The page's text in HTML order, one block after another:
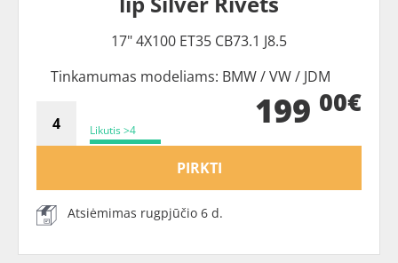
17" 4X100 ET35 CB73.1 J8.5
Tinkamumas modeliams: BMW / VW / JDM
Likutis >4 199 00€
PIRKTI
Atsiėmimas rugpjūčio 6 d.